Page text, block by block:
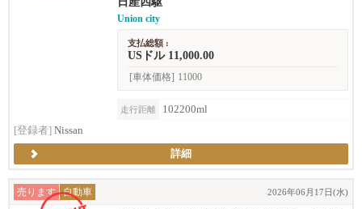
Union city
支払総額 :
USドル 11,000.00
[車体価格] 11000
走行距離
102200ml
[登録者] Nissan
詳細
売ります 自動車 2026年06月17日(水)